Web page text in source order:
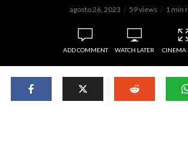
agosto 26, 2023 59 views 1 min
ADD COMMENT WATCH LATER CINEMA